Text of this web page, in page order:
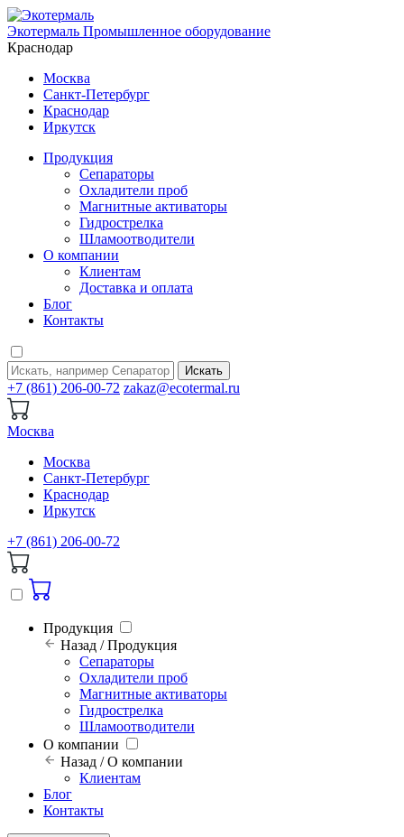
Экотермаль Промышленное оборудование
Краснодар
Москва
Санкт-Петербург
Краснодар
Иркутск
Продукция
Сепараторы
Охладители проб
Магнитные активаторы
Гидрострелка
Шламоотводители
О компании
Клиентам
Доставка и оплата
Блог
Контакты
Искать
+7 (861) 206-00-72 zakaz@ecotermal.ru
Москва
Москва
Санкт-Петербург
Краснодар
Иркутск
+7 (861) 206-00-72
Продукция
Назад / Продукция
Сепараторы
Охладители проб
Магнитные активаторы
Гидрострелка
Шламоотводители
О компании
Назад / О компании
Клиентам
Блог
Контакты